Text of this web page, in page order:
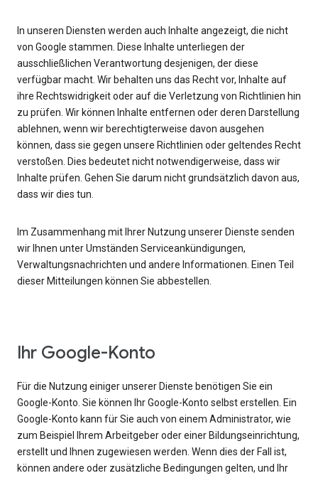
In unseren Diensten werden auch Inhalte angezeigt, die nicht
von Google stammen. Diese Inhalte unterliegen der
ausschließlichen Verantwortung desjenigen, der diese
verfügbar macht. Wir behalten uns das Recht vor, Inhalte auf
ihre Rechtswidrigkeit oder auf die Verletzung von Richtlinien hin
zu prüfen. Wir können Inhalte entfernen oder deren Darstellung
ablehnen, wenn wir berechtigterweise davon ausgehen
können, dass sie gegen unsere Richtlinien oder geltendes Recht
verstoßen. Dies bedeutet nicht notwendigerweise, dass wir
Inhalte prüfen. Gehen Sie darum nicht grundsätzlich davon aus,
dass wir dies tun.
Im Zusammenhang mit Ihrer Nutzung unserer Dienste senden
wir Ihnen unter Umständen Serviceankündigungen,
Verwaltungsnachrichten und andere Informationen. Einen Teil
dieser Mitteilungen können Sie abbestellen.
Ihr Google-Konto
Für die Nutzung einiger unserer Dienste benötigen Sie ein
Google-Konto. Sie können Ihr Google-Konto selbst erstellen. Ein
Google-Konto kann für Sie auch von einem Administrator, wie
zum Beispiel Ihrem Arbeitgeber oder einer Bildungseinrichtung,
erstellt und Ihnen zugewiesen werden. Wenn dies der Fall ist,
können andere oder zusätzliche Bedingungen gelten, und Ihr